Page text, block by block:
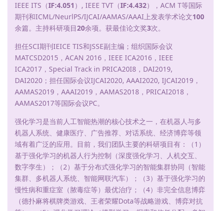
IEEE ITS（IF:4.051 ）, IEEE TVT（IF:4.432），ACM T等国际
期刊和ICML/NeurlPS/IJCAI/AAMAS/AAAI上发表学术论文100
余篇。主持科研项目20余项。获最佳论文奖3次。
担任SCI期刊IEICE TIS和JSSE副主编；组织国际会议
MATCSD2015，ACAN 2016，IEEE ICA2016，IEEE
ICA2017，Special Track in PRICA20I8，DAI2019,
DAI2020；担任国际会议IJCAI2020, AAAI2020, IJCAI2019，
AAMAS2019，AAAI2019，AAMAS2018，PRICAI2018，
AAMAS2017等国际会议PC。
强化学习是当前人工智能热潮的核心技术之一，在机器人与多
机器人系统、健康医疗、广告推荐、对话系统、经济博弈等领
域有着广泛的应用。目前，我们团队主要的科研项目有：（1）
基于强化学习的机器人行为控制（深度强化学习、人机交互、
数字孪生）；（2）基于分布式强化学习的智能集群协同（智能
集群、多机器人系统、智能网联汽车）；（3）基于强化学习的
慢性病和重症室（脓毒症等）最优治疗；（4）非完全信息博弈
（德扑麻将棋牌类游戏、王者荣耀Dota等战略游戏、博弈对抗